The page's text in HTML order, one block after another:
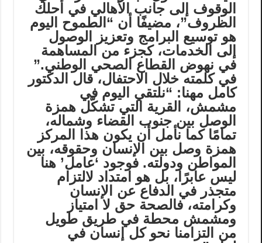
الوقوف إلى جانب الأهالي في أحلك
الظروف”، مضيفًا أن “الطموح اليوم
هو توسيع البرامج وتعزيز الوصول
إلى الخدمات، كجزء من المساهمة
في نهوض القطاع الصحي الوطني.”
في كلمته خلال الاحتفال، قال الدكتور
كامل مهنا: “نلتقي اليوم في
مشمش، القرية التي تشكّل همزة
الوصل بين جنوب القضاء وشماله،
تمامًا كما نأمل أن يكون هذا المركز
همزة وصل بين الإنسان وحقوقه، بين
المواطن ودولته. فوجود ‘عامل’ هنا
ليس عابرًا، بل هو امتداد لالتزام
متجذر في الدفاع عن الإنسان
وكرامته، فالصحة حق لا امتياز
ومشمش محطة في طريق طويل
من التزامنا نحو كل إنسان في